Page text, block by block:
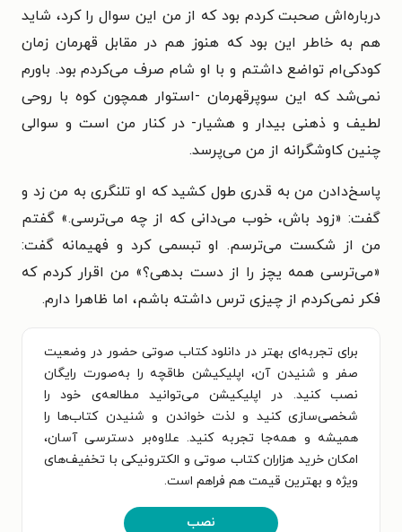
درباره‌اش صحبت کردم بود که از من این سوال را کرد، شاید
هم به خاطر این بود که هنوز هم در مقابل قهرمان زمان
کودکی‌ام تواضع داشتم و با او شام صرف می‌کردم بود. باورم
نمی‌شد که این سوپرقهرمان -استوار همچون کوه با روحی
لطیف و ذهنی بیدار و هشیار- در کنار من است و سوالی
چنین کاوشگرانه از من می‌پرسد.
پاسخ‌دادن من به قدری طول کشید که او تلنگری به من زد و
گفت: «زود باش، خوب می‌دانی که از چه می‌ترسی.» گفتم
من از شکست می‌ترسم. او تبسمی کرد و فهیمانه گفت:
«می‌ترسی همه یچز را از دست بدهی؟» من اقرار کردم که
فکر نمی‌کردم از چیزی ترس داشته باشم، اما ظاهرا دارم.
برای تجربه‌ای بهتر در دانلود کتاب صوتی حضور در وضعیت
صفر و شنیدن آن، اپلیکیشن طاقچه را به‌صورت رایگان
نصب کنید. در اپلیکیشن می‌توانید مطالعه‌ی خود را
شخصی‌سازی کنید و لذت خواندن و شنیدن کتاب‌ها را
همیشه و همه‌جا تجربه کنید. علاوه‌بر دسترسی آسان،
امکان خرید هزاران کتاب صوتی و الکترونیکی با تخفیف‌های
ویژه و بهترین قیمت هم فراهم است.
نصب